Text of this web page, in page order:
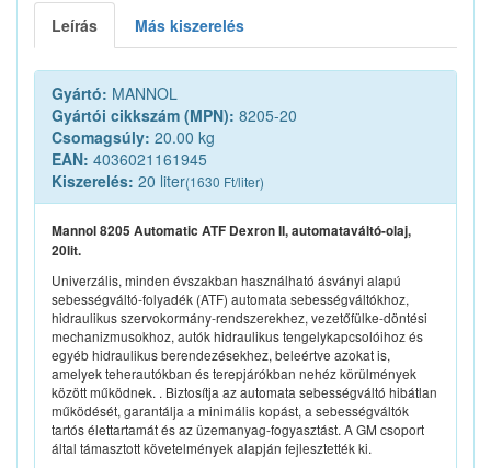
Leírás Más kiszerelés
Gyártó: MANNOL
Gyártói cikkszám (MPN): 8205-20
Csomagsúly: 20.00 kg
EAN: 4036021161945
Kiszerelés: 20 liter(1630 Ft/liter)
Mannol 8205 Automatic ATF Dexron II, automataváltó-olaj,
20lit.
Univerzális, minden évszakban használható ásványi alapú
sebességváltó-folyadék (ATF) automata sebességváltókhoz,
hidraulikus szervokormány-rendszerekhez, vezetőfülke-döntési
mechanizmusokhoz, autók hidraulikus tengelykapcsolóihoz és
egyéb hidraulikus berendezésekhez, beleértve azokat is,
amelyek teherautókban és terepjárókban nehéz körülmények
között működnek. . Biztosítja az automata sebességváltó hibátlan
működését, garantálja a minimális kopást, a sebességváltók
tartós élettartamát és az üzemanyag-fogyasztást. A GM csoport
által támasztott követelmények alapján fejlesztették ki.